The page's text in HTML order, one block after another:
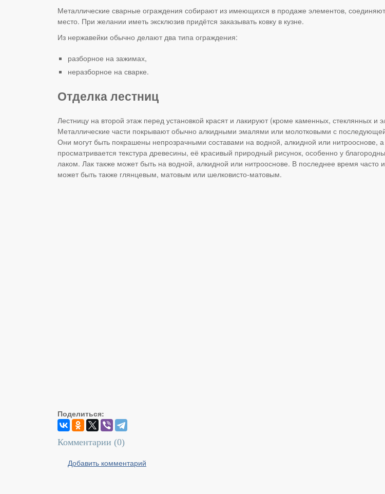
Металлические сварные ограждения собирают из имеющихся в продаже элементов,
место. При желании иметь эксклюзив придётся заказывать ковку в кузне.
Из нержавейки обычно делают два типа ограждения:
разборное на зажимах,
неразборное на сварке.
Отделка лестниц
Лестницу на второй этаж перед установкой красят и лакируют (кроме каменных, стеклянных
Металлические части покрывают обычно алкидными эмалями или молотковыми с
Они могут быть покрашены непрозрачными составами на водной, алкидной или нитрооснове,
просматривается текстура древесины, её красивый природный рисунок, особенно у
лаком. Лак также может быть на водной, алкидной или нитрооснове. В последнее время часто
может быть также глянцевым, матовым или шелковисто-матовым.
Поделиться:
Комментарии (0)
Добавить комментарий